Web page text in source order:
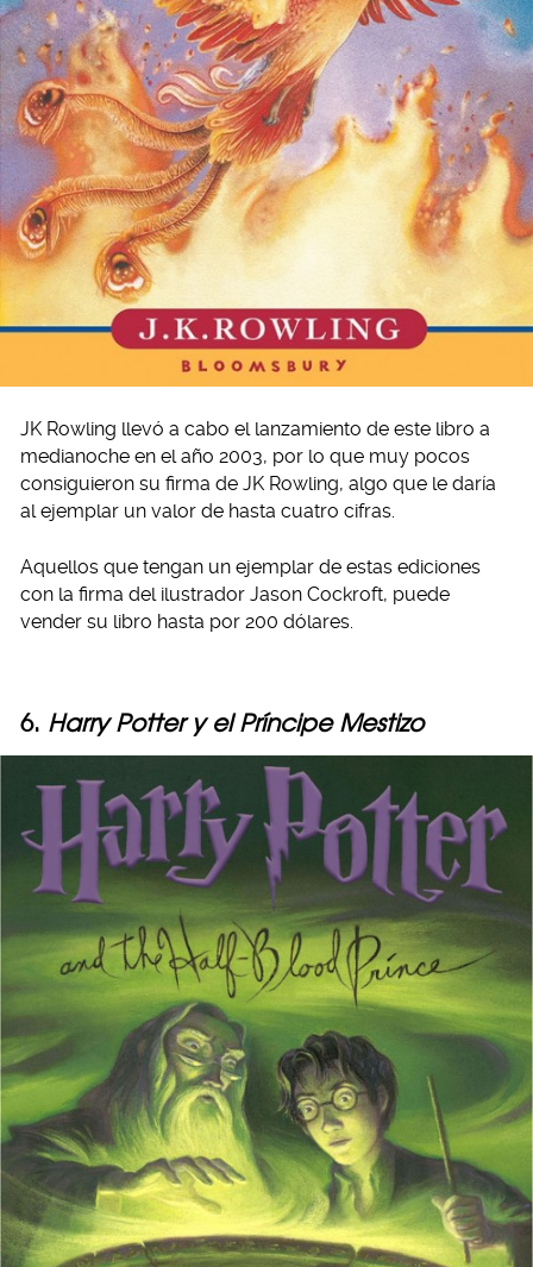
JK Rowling llevó a cabo el lanzamiento de este libro a
medianoche en el año 2003, por lo que muy pocos
consiguieron su firma de JK Rowling, algo que le daría
al ejemplar un valor de hasta cuatro cifras.
Aquellos que tengan un ejemplar de estas ediciones
con la firma del ilustrador Jason Cockroft, puede
vender su libro hasta por 200 dólares.
6. Harry Potter y el Príncipe Mestizo